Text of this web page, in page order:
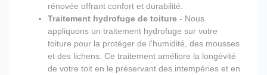
rénovée offrant confort et durabilité.
Traitement hydrofuge de toiture - Nous
appliquons un traitement hydrofuge sur votre
toiture pour la protéger de l'humidité, des mousses
et des lichens. Ce traitement améliore la longévité
de votre toit en le préservant des intempéries et en